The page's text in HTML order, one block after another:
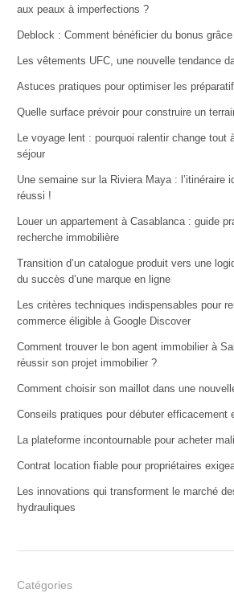
aux peaux à imperfections ?
Deblock : Comment bénéficier du bonus
Les vêtements UFC, une nouvelle tendance
Astuces pratiques pour optimiser les
Quelle surface prévoir pour construire un
Le voyage lent : pourquoi ralentir change tout
séjour
Une semaine sur la Riviera Maya : l’itinéraire
réussi !
Louer un appartement à Casablanca : guide
recherche immobilière
Transition d’un catalogue produit vers une
du succès d’une marque en ligne
Les critères techniques indispensables pour
commerce éligible à Google Discover
Comment trouver le bon agent immobilier à
réussir son projet immobilier ?
Comment choisir son maillot dans une
Conseils pratiques pour débuter efficacement
La plateforme incontournable pour acheter
Contrat location fiable pour propriétaires
Les innovations qui transforment le marché
hydrauliques
Catégories